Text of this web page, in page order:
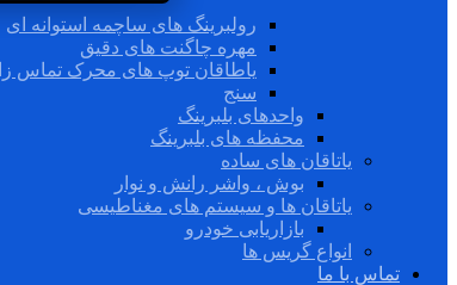
رولبرینگ های ساچمه استوانه ای
مهره چاگنت های دقیق
یاطاقان توپ های محرک تماس
سنج
واحدهای بلبرینگ
محفظه های بلبرینگ
یاتاقان های ساده
بوش ، واشر رانش و نوار
یاتاقان ها و سیستم های مغناطیسی
بازاریابی خودرو
انواع گریس ها
تماس با ما